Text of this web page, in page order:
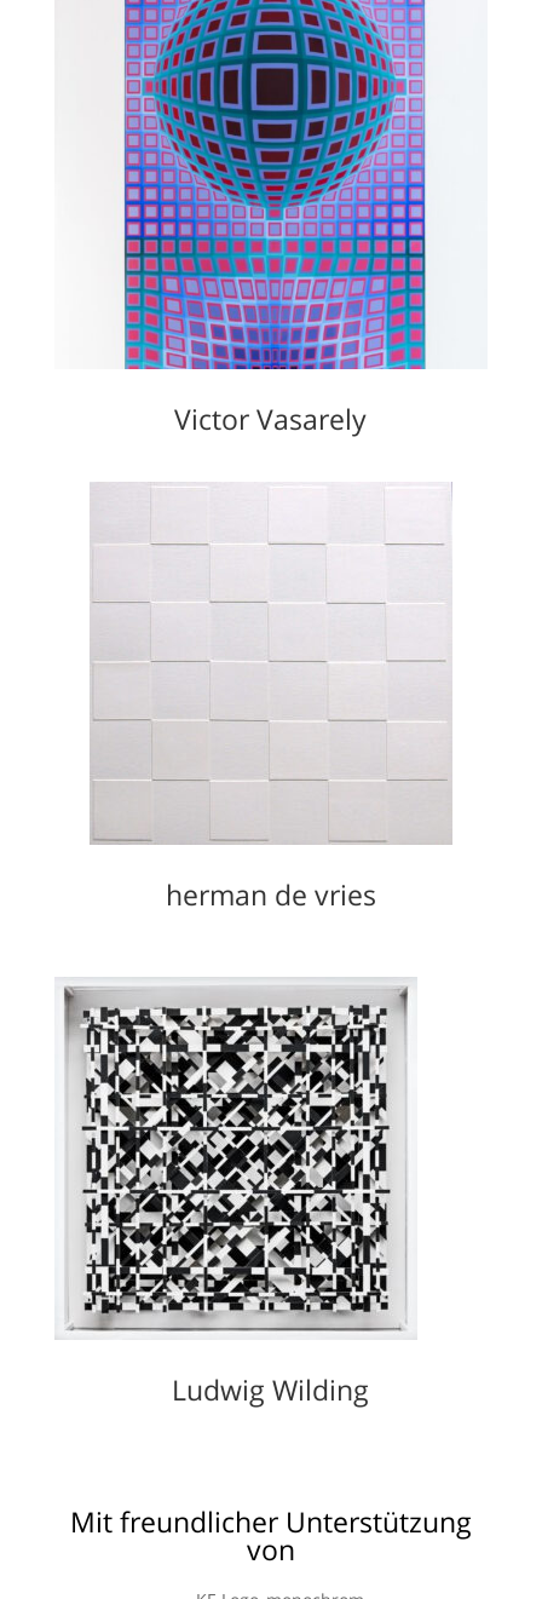
Victor Vasarely
herman de vries
Ludwig Wilding
Mit freundlicher Unterstützung
von